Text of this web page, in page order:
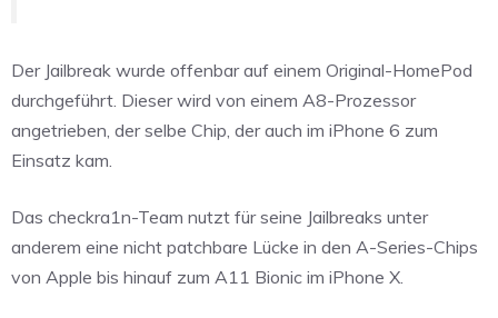
Der Jailbreak wurde offenbar auf einem Original-HomePod
durchgeführt. Dieser wird von einem A8-Prozessor
angetrieben, der selbe Chip, der auch im iPhone 6 zum
Einsatz kam.
Das checkra1n-Team nutzt für seine Jailbreaks unter
anderem eine nicht patchbare Lücke in den A-Series-Chips
von Apple bis hinauf zum A11 Bionic im iPhone X.